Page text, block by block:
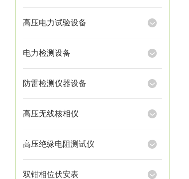
高压电力试验设备
电力检测设备
防雷检测仪器设备
高压无线核相仪
高压绝缘电阻测试仪
双钳相位伏安表